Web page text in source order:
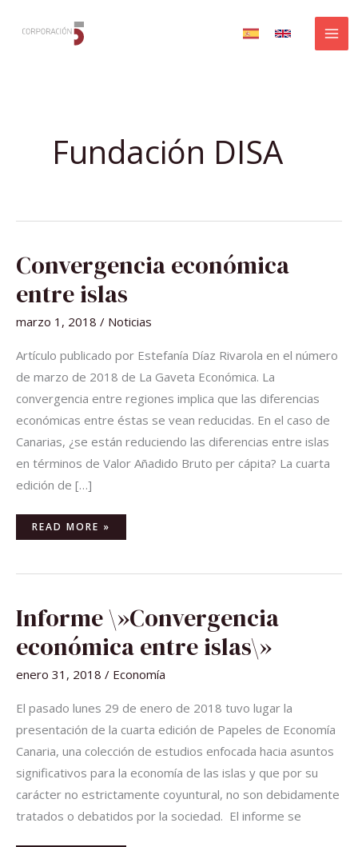
Fundación DISA
Convergencia económica
entre islas
marzo 1, 2018 / Noticias
Artículo publicado por Estefanía Díaz Rivarola en el número
de marzo de 2018 de La Gaveta Económica. La
convergencia entre regiones implica que las diferencias
económicas entre éstas se vean reducidas. En el caso de
Canarias, ¿se están reduciendo las diferencias entre islas
en términos de Valor Añadido Bruto per cápita? La cuarta
edición de […]
ECONÓMICA
ENTRE
READ MORE »
Informe \»Convergencia
económica entre islas\»
enero 31, 2018 / Economía
El pasado lunes 29 de enero de 2018 tuvo lugar la
presentación de la cuarta edición de Papeles de Economía
Canaria, una colección de estudios enfocada hacia asuntos
significativos para la economía de las islas y que por su
carácter no estrictamente coyuntural, no son debidamente
tratados o debatidos por la sociedad. El informe se
INFORME
\»CONVERGENCIA
ECONÓMICA
ISLAS\»